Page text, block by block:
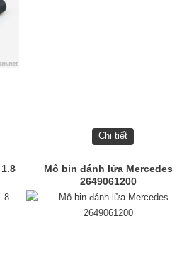
Chi tiết
Mô bin đánh lửa Mercedes
2649061200